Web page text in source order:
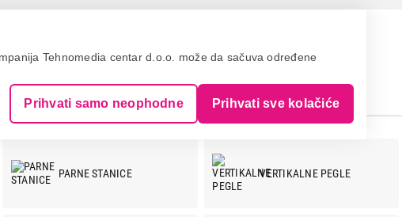
Tehnomedia centar d.o.o. može da sačuva određene
Prihvati samo neophodne Prihvati sve kolačiće
PARNE STANICE VERTIKALNE PEGLE